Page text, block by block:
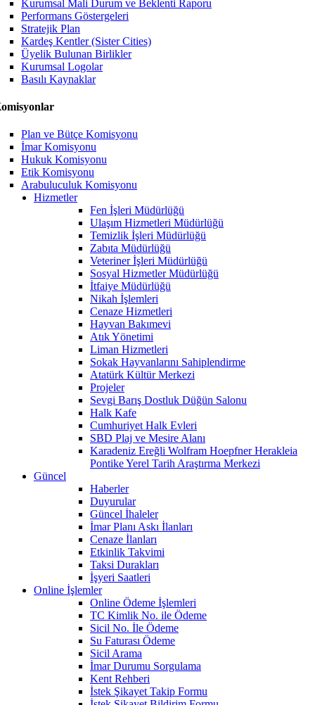
Kurumsal Mali Durum ve Beklenti Raporu
Performans Göstergeleri
Stratejik Plan
Kardeş Kentler (Sister Cities)
Üyelik Bulunan Birlikler
Kurumsal Logolar
Basılı Kaynaklar
Plan ve Bütçe Komisyonu
İmar Komisyonu
Hukuk Komisyonu
Etik Komisyonu
Arabuluculuk Komisyonu
Hizmetler
Fen İşleri Müdürlüğü
Ulaşım Hizmetleri Müdürlüğü
Temizlik İşleri Müdürlüğü
Zabıta Müdürlüğü
Veteriner İşleri Müdürlüğü
Sosyal Hizmetler Müdürlüğü
İtfaiye Müdürlüğü
Nikah İşlemleri
Cenaze Hizmetleri
Hayvan Bakımevi
Atık Yönetimi
Liman Hizmetleri
Sokak Hayvanlarını Sahiplendirme
Atatürk Kültür Merkezi
Projeler
Sevgi Barış Dostluk Düğün Salonu
Halk Kafe
Cumhuriyet Halk Evleri
SBD Plaj ve Mesire Alanı
Karadeniz Ereğli Wolfram Hoepfner Herakleia
Pontike Yerel Tarih Araştırma Merkezi
Güncel
Haberler
Duyurular
Güncel İhaleler
İmar Planı Askı İlanları
Cenaze İlanları
Etkinlik Takvimi
Taksi Durakları
İşyeri Saatleri
Online İşlemler
Online Ödeme İşlemleri
TC Kimlik No. ile Ödeme
Sicil No. İle Ödeme
Su Faturası Ödeme
Sicil Arama
İmar Durumu Sorgulama
Kent Rehberi
İstek Şikayet Takip Formu